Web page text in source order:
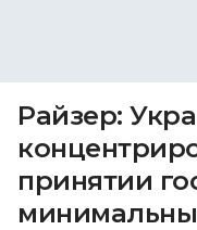
Райзер:
принятии